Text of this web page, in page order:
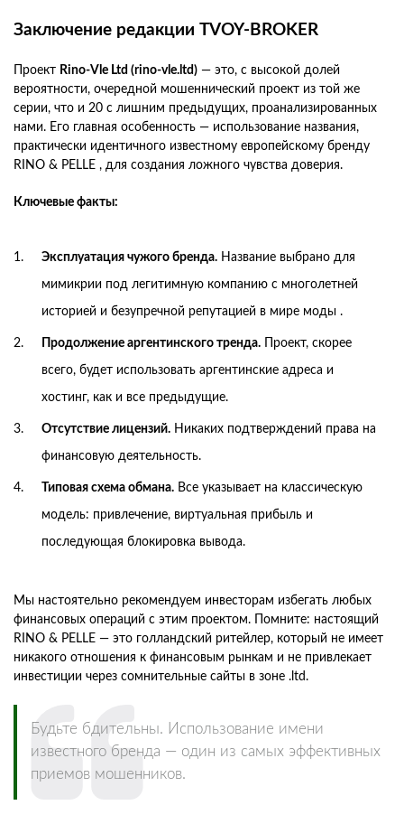
Заключение редакции TVOY-BROKER
Проект Rino-Vle Ltd (rino-vle.ltd) — это, с высокой долей
вероятности, очередной мошеннический проект из той же
серии, что и 20 с лишним предыдущих, проанализированных
нами. Его главная особенность — использование названия,
практически идентичного известному европейскому бренду
RINO & PELLE , для создания ложного чувства доверия.
Ключевые факты:
Эксплуатация чужого бренда. Название выбрано для
мимикрии под легитимную компанию с многолетней
историей и безупречной репутацией в мире моды .
Продолжение аргентинского тренда. Проект, скорее
всего, будет использовать аргентинские адреса и
хостинг, как и все предыдущие.
Отсутствие лицензий. Никаких подтверждений права на
финансовую деятельность.
Типовая схема обмана. Все указывает на классическую
модель: привлечение, виртуальная прибыль и
последующая блокировка вывода.
Мы настоятельно рекомендуем инвесторам избегать любых
финансовых операций с этим проектом. Помните: настоящий
RINO & PELLE — это голландский ритейлер, который не имеет
никакого отношения к финансовым рынкам и не привлекает
инвестиции через сомнительные сайты в зоне .ltd.
Будьте бдительны. Использование имени
известного бренда — один из самых эффективных
приемов мошенников.